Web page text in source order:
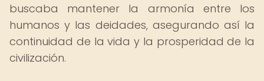
buscaba mantener la armonía entre los
humanos y las deidades, asegurando así la
continuidad de la vida y la prosperidad de la
civilización.